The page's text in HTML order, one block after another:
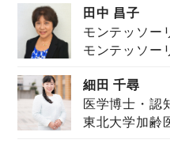
田中 昌子
モンテッソー
ズハウス研究
モンテッソ
細田 千尋
医学博士・認
東北大学加齢